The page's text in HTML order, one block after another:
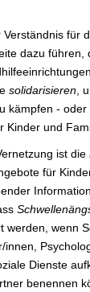
für
dazu führen,
solidarisieren ,
kämpfen -
Kinder und
ist die
für
werden, wenn
innen,
Dienste
benennen